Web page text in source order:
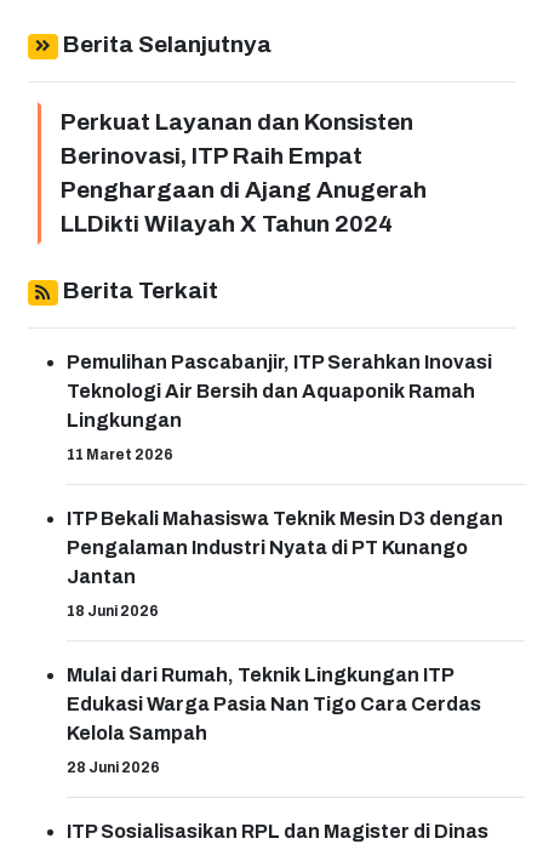
Berita Selanjutnya
Perkuat Layanan dan Konsisten
Berinovasi, ITP Raih Empat
Penghargaan di Ajang Anugerah
LLDikti Wilayah X Tahun 2024
Berita Terkait
Pemulihan Pascabanjir, ITP Serahkan Inovasi
Teknologi Air Bersih dan Aquaponik Ramah
Lingkungan
11 Maret 2026
ITP Bekali Mahasiswa Teknik Mesin D3 dengan
Pengalaman Industri Nyata di PT Kunango
Jantan
18 Juni 2026
Mulai dari Rumah, Teknik Lingkungan ITP
Edukasi Warga Pasia Nan Tigo Cara Cerdas
Kelola Sampah
28 Juni 2026
ITP Sosialisasikan RPL dan Magister di Dinas